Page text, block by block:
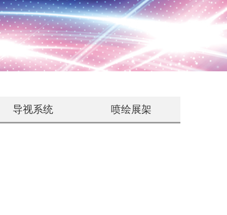
导视系统
喷绘展架